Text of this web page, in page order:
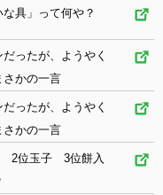
具」って何や？
ったが、ようやく
さかの一言
ったが、ようやく
さかの一言
2位玉子 3位餅入